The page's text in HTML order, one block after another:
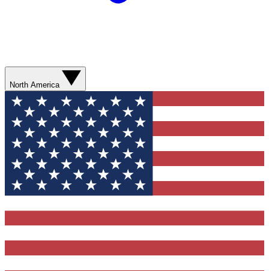
North America